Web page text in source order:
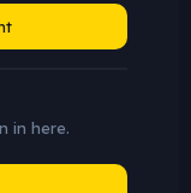
in here.